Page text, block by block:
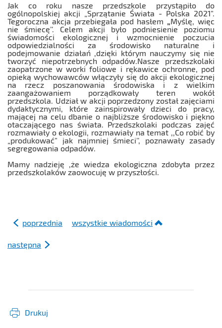
Jak co roku nasze przedszkole przystąpiło do
ogólnopolskiej akcji „Sprzątanie Świata - Polska 2021”.
Tegoroczna akcja przebiegała pod hasłem „Myślę, więc
nie śmiecę’’. Celem akcji było podniesienie poziomu
świadomości ekologicznej i wzmocnienie poczucia
odpowiedzialności za środowisko naturalne i
podejmowanie działań ,dzięki którym nauczymy się nie
tworzyć niepotrzebnych odpadów.Nasze przedszkolaki
zaopatrzone w worki foliowe i rękawice ochronne, pod
opieką wychowawców włączyły się do akcji ekologicznej
na rzecz poszanowania środowiska i z wielkim
zaangażowaniem porządkowały teren wokół
przedszkola. Udział w akcji poprzedzony został zajęciami
dydaktycznymi, które zainspirowały dzieci do pracy,
mającej na celu dbanie o najbliższe środowisko i piękno
otaczającego nas świata. Przedszkolaki podczas zajęć
rozmawiały o ekologii, rozmawiały na temat ,,Co robić by
„produkować” jak najmniej śmieci’’, poznawały zasady
segregowania odpadów.
Mamy nadzieję ,że wiedza ekologiczna zdobyta przez
przedszkolaków zaowocuję w przyszłości.
poprzednia wszystkie wiadomości
następna
Drukuj